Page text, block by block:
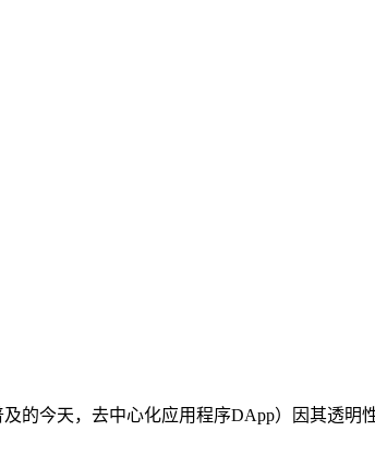
的今天，去中心化应用程序DApp）因其透明